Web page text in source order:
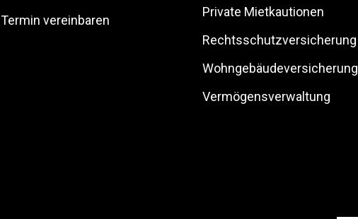
Termin vereinbaren
Private Mietkautionen
Rechtsschutzversicherung
Wohngebäudeversicherung
Vermögensverwaltung